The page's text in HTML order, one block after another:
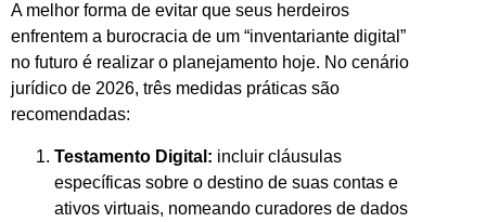
A melhor forma de evitar que seus herdeiros
enfrentem a burocracia de um “inventariante digital”
no futuro é realizar o planejamento hoje. No cenário
jurídico de 2026, três medidas práticas são
recomendadas:
Testamento Digital: incluir cláusulas
específicas sobre o destino de suas contas e
ativos virtuais, nomeando curadores de dados